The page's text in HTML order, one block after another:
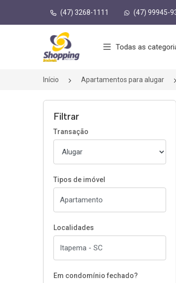
(47) 3268-1111 (47) 99945-
Página inicial
Todas as
Início Apartamentos para alugar
Filtrar
Transação
Tipos de imóvel
Localidades
Em condomínio fechado?